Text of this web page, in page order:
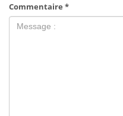
Commentaire *